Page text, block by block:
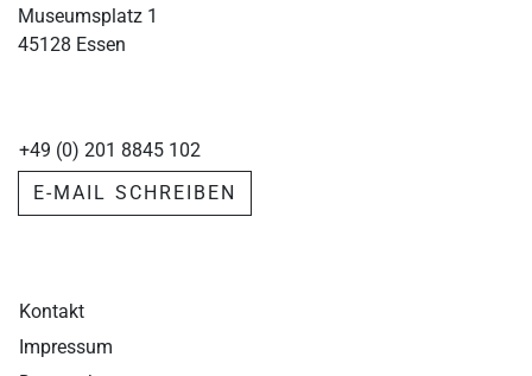
Museumsplatz 1
45128 Essen
+49 (0) 201 8845 102
E-MAIL SCHREIBEN
Kontakt
Impressum